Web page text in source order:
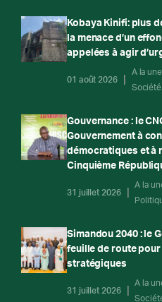
Kobaya Kinifi: plus
la menace d’un
appelées à agir
01 août 2026
A la une
Société
Gouvernance : le
Gouvernement à
démocratiques et à
Cinquième
31 juillet 2026
A la
Simandou 2040 : le
feuille de route
stratégiques
31 juillet 2026
A la